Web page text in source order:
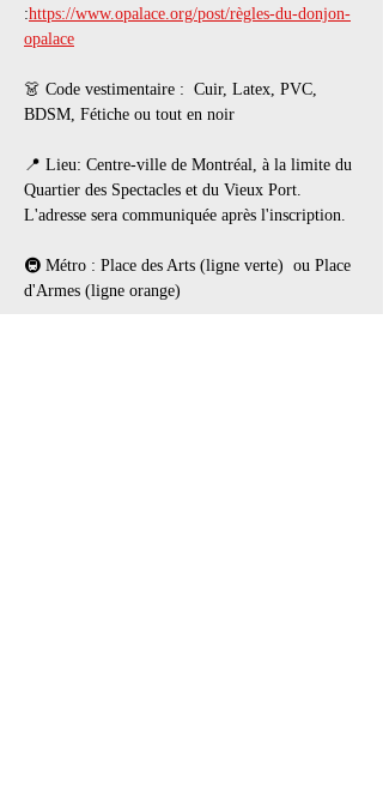
:https://www.opalace.org/post/règles-du-donjon-
opalace
👗 Code vestimentaire :  Cuir, Latex, PVC,
BDSM, Fétiche ou tout en noir
📍 Lieu: Centre-ville de Montréal, à la limite du
Quartier des Spectacles et du Vieux Port.
L'adresse sera communiquée après l'inscription.
🚇 Métro : Place des Arts (ligne verte)  ou Place
d'Armes (ligne orange)